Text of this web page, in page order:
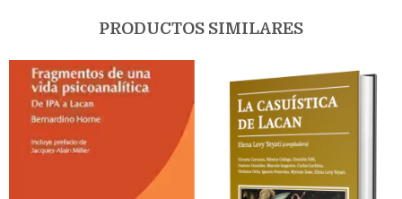
PRODUCTOS SIMILARES